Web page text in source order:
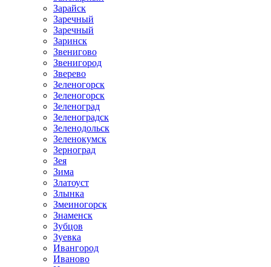
Зарайск
Заречный
Заречный
Заринск
Звенигово
Звенигород
Зверево
Зеленогорск
Зеленогорск
Зеленоград
Зеленоградск
Зеленодольск
Зеленокумск
Зерноград
Зея
Зима
Златоуст
Злынка
Змеиногорск
Знаменск
Зубцов
Зуевка
Ивангород
Иваново